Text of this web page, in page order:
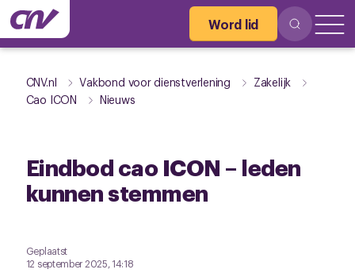
Word lid
CNV.nl Vakbond voor dienstverlening
Zakelijk
Cao ICON
Nieuws
Eindbod cao ICON – leden
kunnen stemmen
Geplaatst
12 september 2025, 14:18